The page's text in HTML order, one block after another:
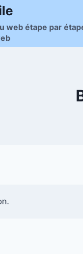
web étape par